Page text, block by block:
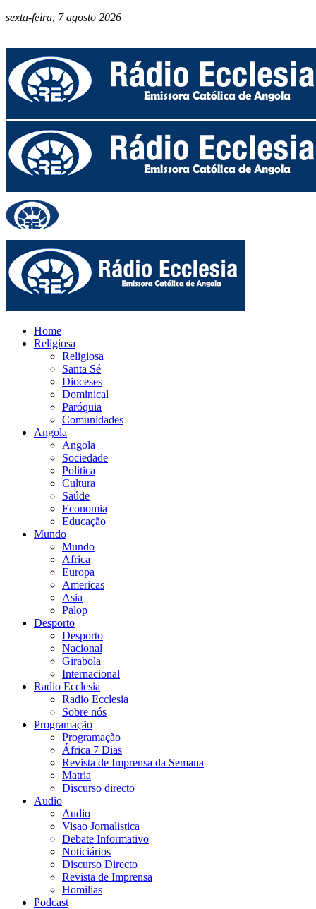
sexta-feira, 7 agosto 2026
Home
Religiosa
Religiosa
Santa Sé
Dioceses
Dominical
Paróquia
Comunidades
Angola
Angola
Sociedade
Politica
Cultura
Saúde
Economia
Educação
Mundo
Mundo
Africa
Europa
Americas
Asia
Palop
Desporto
Desporto
Nacional
Girabola
Internacional
Radio Ecclesia
Radio Ecclesia
Sobre nós
Programação
Programação
África 7 Dias
Revista de Imprensa da Semana
Matria
Discurso directo
Audio
Audio
Visao Jornalistica
Debate Informativo
Noticiários
Discurso Directo
Revista de Imprensa
Homilias
Podcast